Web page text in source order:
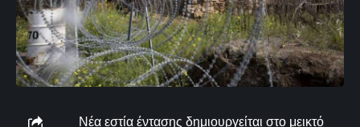
Νέα εστία έντασης δημιουργείται στο μεικτό